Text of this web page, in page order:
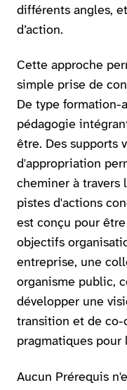
différents angles,
d’action.
Cette approche
simple prise de
De type formation-
pédagogie
être. Des supports
d'appropriation
cheminer à
pistes d'actions
est conçu pour
objectifs
entreprise, une
organisme public,
développer une
transition et de
pragmatiques pour
Aucun Prérequis